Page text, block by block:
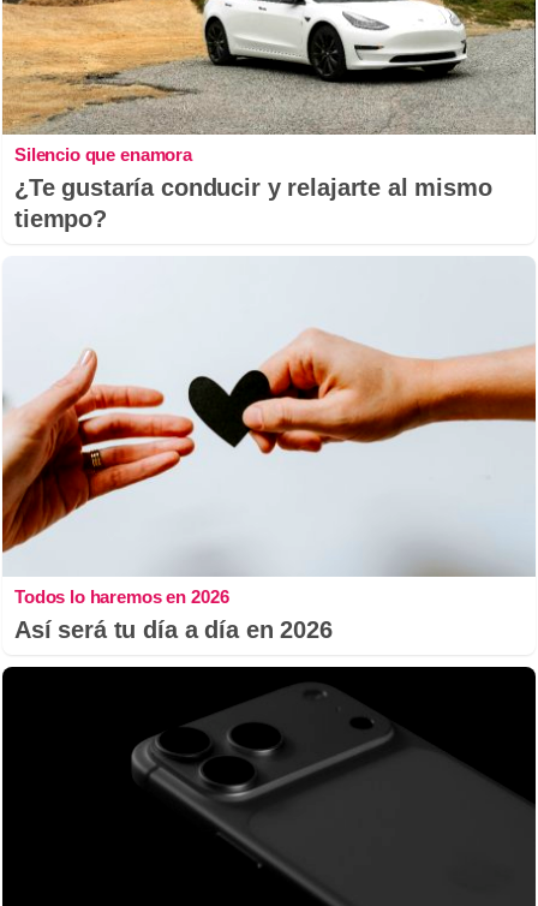
Silencio que enamora
¿Te gustaría conducir y relajarte al mismo
tiempo?
Todos lo haremos en 2026
Así será tu día a día en 2026